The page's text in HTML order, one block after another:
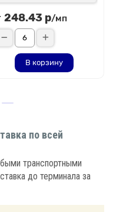
248.43 р/мп
В корзину
по всей
транспортными
до терминала за